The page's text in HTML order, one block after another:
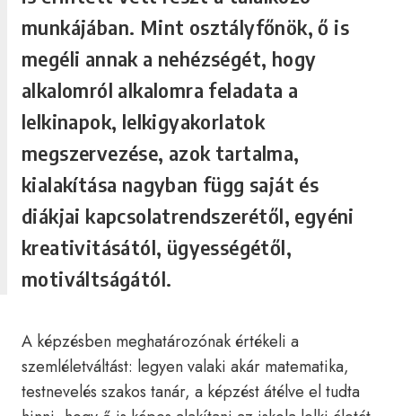
munkájában. Mint osztályfőnök, ő is
megéli annak a nehézségét, hogy
alkalomról alkalomra feladata a
lelkinapok, lelkigyakorlatok
megszervezése, azok tartalma,
kialakítása nagyban függ saját és
diákjai kapcsolatrendszerétől, egyéni
kreativitásától, ügyességétől,
motiváltságától.
A képzésben meghatározónak értékeli a
szemléletváltást: legyen valaki akár matematika,
testnevelés szakos tanár, a képzést átélve el tudta